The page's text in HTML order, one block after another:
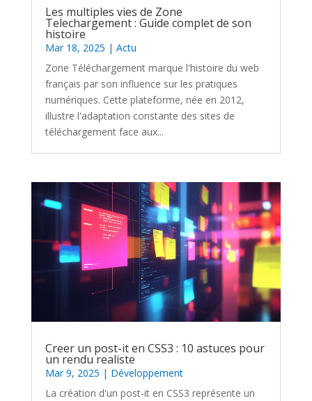
Les multiples vies de Zone
Telechargement : Guide complet de son
histoire
Mar 18, 2025 | Actu
Zone Téléchargement marque l'histoire du web
français par son influence sur les pratiques
numériques. Cette plateforme, née en 2012,
illustre l'adaptation constante des sites de
téléchargement face aux...
Creer un post-it en CSS3 : 10 astuces pour
un rendu realiste
Mar 9, 2025 | Développement
La création d'un post-it en CSS3 représente un